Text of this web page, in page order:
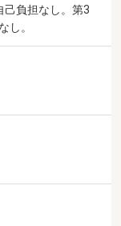
己負担なし。第3
し。